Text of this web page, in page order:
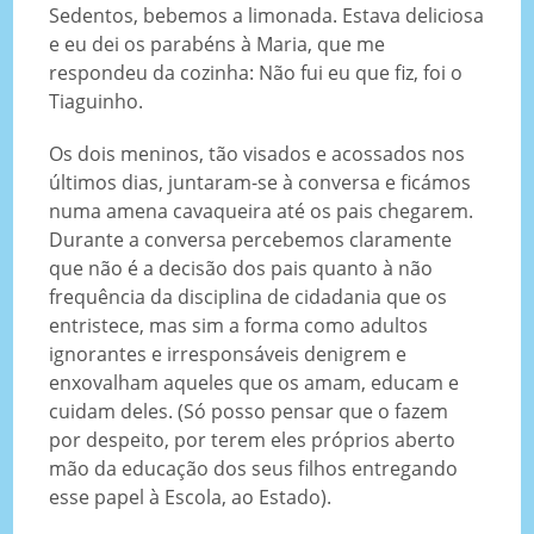
Sedentos, bebemos a limonada. Estava deliciosa
e eu dei os parabéns à Maria, que me
respondeu da cozinha: Não fui eu que fiz, foi o
Tiaguinho.
Os dois meninos, tão visados e acossados nos
últimos dias, juntaram-se à conversa e ficámos
numa amena cavaqueira até os pais chegarem.
Durante a conversa percebemos claramente
que não é a decisão dos pais quanto à não
frequência da disciplina de cidadania que os
entristece, mas sim a forma como adultos
ignorantes e irresponsáveis denigrem e
enxovalham aqueles que os amam, educam e
cuidam deles. (Só posso pensar que o fazem
por despeito, por terem eles próprios aberto
mão da educação dos seus filhos entregando
esse papel à Escola, ao Estado).